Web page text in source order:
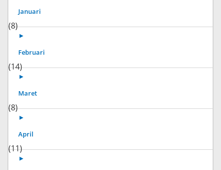
Januari
(8)
►
Februari
(14)
►
Maret
(8)
►
April
(11)
►